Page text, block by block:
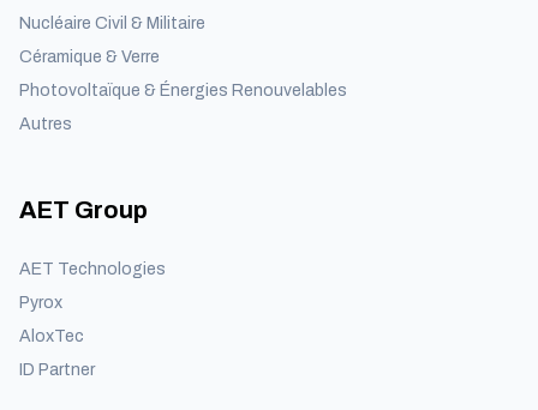
Nucléaire Civil & Militaire
Céramique & Verre
Photovoltaïque & Énergies Renouvelables
Autres
AET Group
AET Technologies
Pyrox
AloxTec
ID Partner